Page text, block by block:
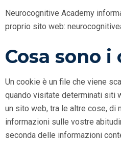
Neurocognitive Academy
proprio sito web:
Cosa sono i
Un cookie è un file che viene
quando visitate determinati siti
un sito web, tra le altre cose, di
informazioni sulle vostre
seconda delle informazioni